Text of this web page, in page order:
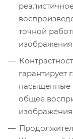
точной
гарантирует
насыщенные
общее